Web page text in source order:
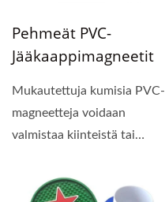
Pehmeät PVC-
Jääkaappimagneetit
Mukautettuja kumisia PVC-
magneetteja voidaan
valmistaa kiinteistä tai
väreistä,...